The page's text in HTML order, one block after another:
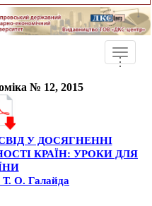
Toggle
...
№ 12, 2015
У ДОСЯГНЕННІ
КРАЇН: УРОКИ ДЛЯ
О. Галайда